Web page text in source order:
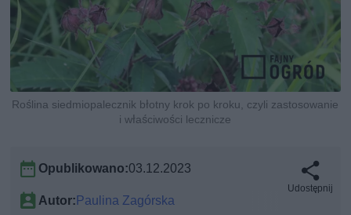
Roślina siedmiopalecznik błotny krok po kroku, czyli zastosowanie
i właściwości lecznicze
Opublikowano:03.12.2023
Autor: Paulina Zagórska
Udostępnij